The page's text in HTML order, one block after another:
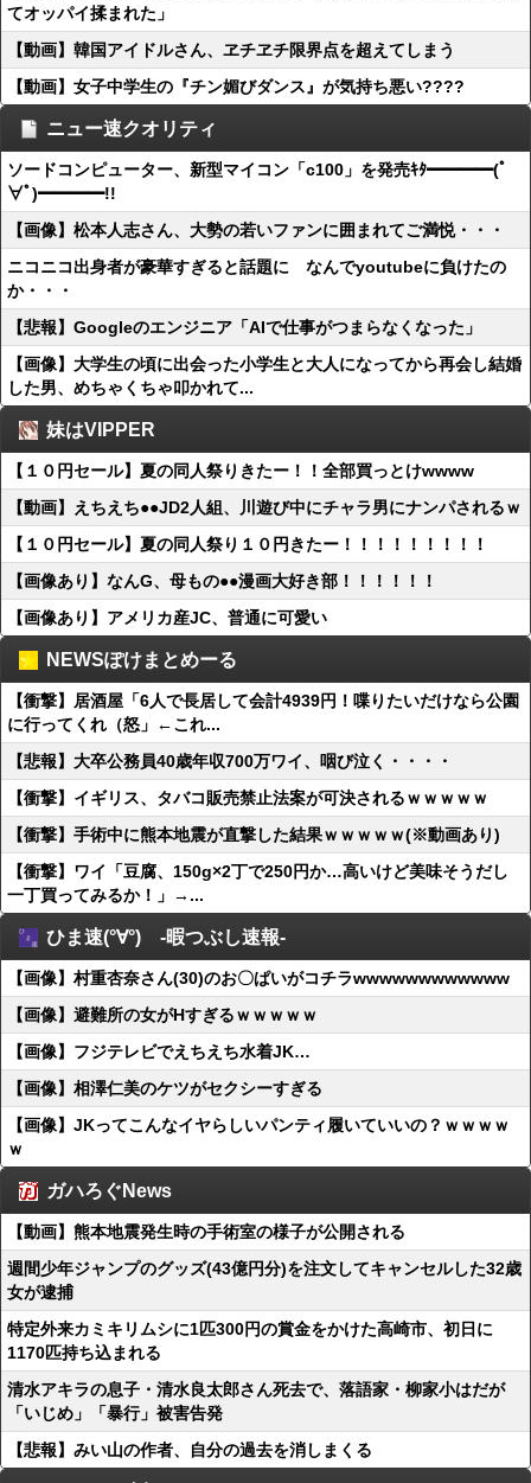
てオッパイ揉まれた」
【動画】韓国アイドルさん、ヱチヱチ限界点を超えてしまう
【動画】女子中学生の『チン媚びダンス』が気持ち悪い????
ニュー速クオリティ
ソードコンピューター、新型マイコン「c100」を発売ｷﾀ━━━━(ﾟ
∀ﾟ)━━━━!!
【画像】松本人志さん、大勢の若いファンに囲まれてご満悦・・・
ニコニコ出身者が豪華すぎると話題に なんでyoutubeに負けたの
か・・・
【悲報】Googleのエンジニア「AIで仕事がつまらなくなった」
【画像】大学生の頃に出会った小学生と大人になってから再会し結婚
した男、めちゃくちゃ叩かれて...
妹はVIPPER
【１０円セール】夏の同人祭りきたー！！全部買っとけwwww
【動画】えちえち●●JD2人組、川遊び中にチャラ男にナンパされるｗ
【１０円セール】夏の同人祭り１０円きたー！！！！！！！！！
【画像あり】なんG、母もの●●漫画大好き部！！！！！！
【画像あり】アメリカ産JC、普通に可愛い
NEWSぽけまとめーる
【衝撃】居酒屋「6人で長居して会計4939円！喋りたいだけなら公園
に行ってくれ（怒」←これ...
【悲報】大卒公務員40歳年収700万ワイ、咽び泣く・・・・
【衝撃】イギリス、タバコ販売禁止法案が可決されるｗｗｗｗｗ
【衝撃】手術中に熊本地震が直撃した結果ｗｗｗｗｗ(※動画あり)
【衝撃】ワイ「豆腐、150g×2丁で250円か…高いけど美味そうだし
一丁買ってみるか！」→...
ひま速(°∀°) -暇つぶし速報-
【画像】村重杏奈さん(30)のお〇ぱいがコチラwwwwwwwwwwww
【画像】避難所の女がHすぎるｗｗｗｗｗ
【画像】フジテレビでえちえち水着JK…
【画像】相澤仁美のケツがセクシーすぎる
【画像】JKってこんなイヤらしいパンティ履いていいの？ｗｗｗｗ
ｗ
ガハろぐNews
【動画】熊本地震発生時の手術室の様子が公開される
週間少年ジャンプのグッズ(43億円分)を注文してキャンセルした32歳
女が逮捕
特定外来カミキリムシに1匹300円の賞金をかけた高崎市、初日に
1170匹持ち込まれる
清水アキラの息子・清水良太郎さん死去で、落語家・柳家小はだが
「いじめ」「暴行」被害告発
【悲報】みい山の作者、自分の過去を消しまくる